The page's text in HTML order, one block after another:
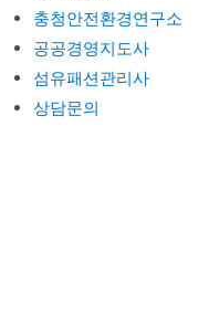
충청안전환경연구소
공공경영지도사
섬유패션관리사
상담문의